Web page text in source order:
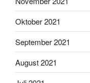
Oktober 2021
September 2021
August 2021